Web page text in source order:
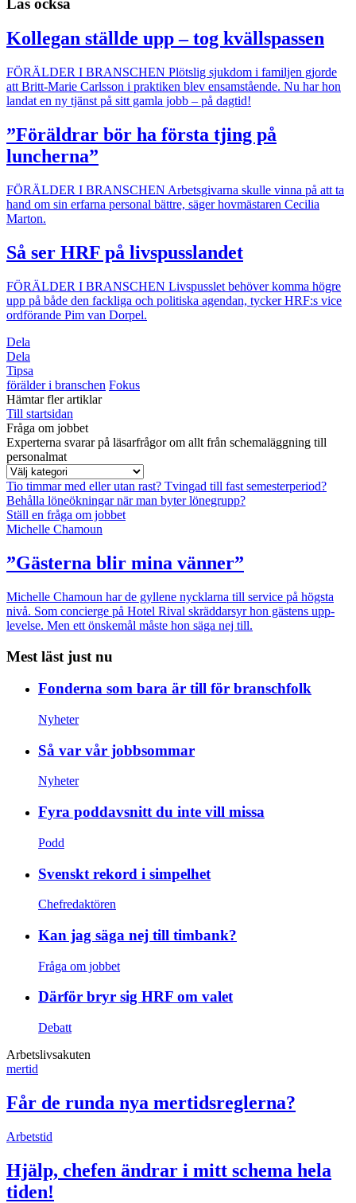
Kollegan ställde upp – tog kvällspassen
FÖRÄLDER I BRANSCHEN Plötslig sjukdom i familjen gjorde
att Britt-Marie Carlsson i praktiken blev ensamstående. Nu har hon
landat en ny tjänst på sitt gamla jobb – på dagtid!
”Föräldrar bör ha första tjing på
luncherna”
FÖRÄLDER I BRANSCHEN Arbetsgivarna skulle vinna på att ta
hand om sin erfarna personal bättre, säger hovmästaren Cecilia
Marton.
Så ser HRF på livspusslandet
FÖRÄLDER I BRANSCHEN Livspusslet behöver komma högre
upp på både den fackliga och politiska agendan, tycker HRF:s vice
ordförande Pim van Dorpel.
Dela
Dela
Tipsa
förälder i branschen Fokus
Hämtar fler artiklar
Till startsidan
Fråga om jobbet
Experterna svarar på läsarfrågor om allt från schemaläggning till
personalmat
Tio timmar med eller utan rast? Tvingad till fast semesterperiod?
Behålla löneökningar när man byter lönegrupp?
Ställ en fråga om jobbet
Michelle Chamoun
”Gästerna blir mina vänner”
Michelle Chamoun har de gyllene nycklarna till service på högsta
nivå. Som concierge på Hotel Rival skräddarsyr hon gästens upp­
levelse. Men ett önskemål måste hon säga nej till.
Mest läst just nu
Fonderna som bara är till för branschfolk
Nyheter
Så var vår jobbsommar
Nyheter
Fyra poddavsnitt du inte vill missa
Podd
Svenskt rekord i simpelhet
Chefredaktören
Kan jag säga nej till timbank?
Fråga om jobbet
Därför bryr sig HRF om valet
Debatt
Arbetslivsakuten
mertid
Får de runda nya mertidsreglerna?
Arbetstid
Hjälp, chefen ändrar i mitt schema hela
tiden!